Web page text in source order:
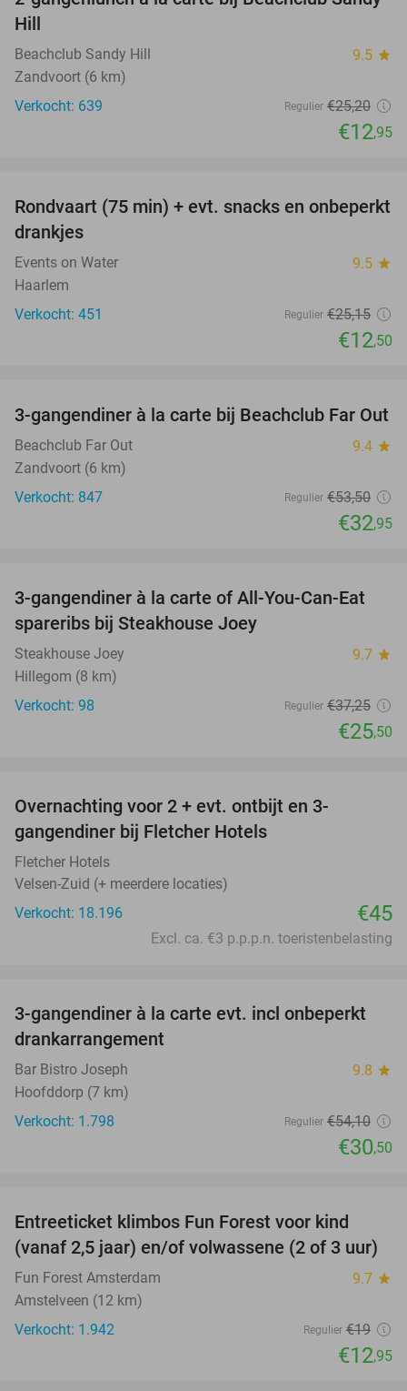
Hill
Beachclub Sandy Hill 9.5 star
Zandvoort (6 km)
Verkocht: 639
Regulier €25,20
€12,95
50%
Rondvaart (75 min) + evt. snacks en onbeperkt
drankjes
Events on Water 9.5 star
Haarlem
Verkocht: 451
Regulier €25,15
€12,50
38%
3-gangendiner à la carte bij Beachclub Far Out
Beachclub Far Out 9.4 star
Zandvoort (6 km)
Verkocht: 847
Regulier €53,50
€32,95
32%
3-gangendiner à la carte of All-You-Can-Eat
spareribs bij Steakhouse Joey
Steakhouse Joey 9.7 star
Hillegom (8 km)
Verkocht: 98
Regulier €37,25
€25,50
Overnachting voor 2 + evt. ontbijt en 3-
gangendiner bij Fletcher Hotels
Fletcher Hotels
Velsen-Zuid (+ meerdere locaties)
Verkocht: 18.196
€45
Excl. ca. €3 p.p.p.n. toeristenbelasting
44%
3-gangendiner à la carte evt. incl onbeperkt
drankarrangement
Bar Bistro Joseph 9.8 star
Hoofddorp (7 km)
Verkocht: 1.798
Regulier €54,10
€30,50
Entreeticket klimbos Fun Forest voor kind
(vanaf 2,5 jaar) en/of volwassene (2 of 3 uur)
Fun Forest Amsterdam 9.7 star
Amstelveen (12 km)
Verkocht: 1.942
Regulier €19
€12,95